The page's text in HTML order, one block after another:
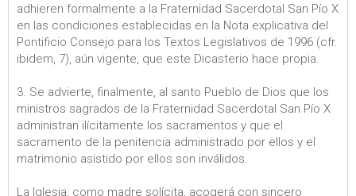
adhieren formalmente a la Fraternidad Sacerdotal San Pío X
en las condiciones establecidas en la Nota explicativa del
Pontificio Consejo para los Textos Legislativos de 1996 (cfr.
ibidem, 7), aún vigente, que este Dicasterio hace propia.
3. Se advierte, finalmente, al santo Pueblo de Dios que los
ministros sagrados de la Fraternidad Sacerdotal San Pío X
administran ilícitamente los sacramentos y que el
sacramento de la penitencia administrado por ellos y el
matrimonio asistido por ellos son inválidos.
La Iglesia, como madre solícita, acogerá con sincero